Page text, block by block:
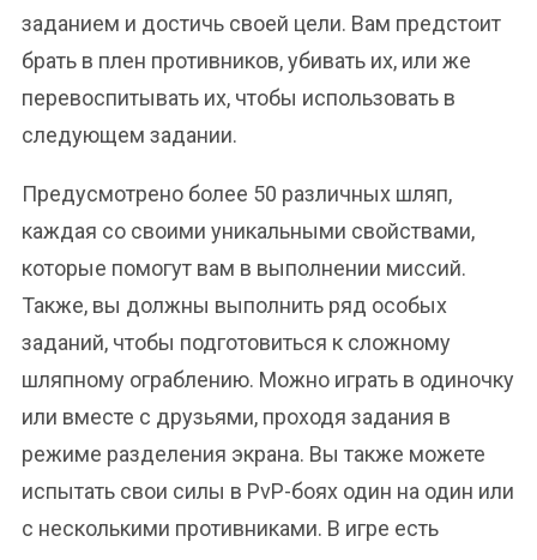
заданием и достичь своей цели. Вам предстоит
брать в плен противников, убивать их, или же
перевоспитывать их, чтобы использовать в
следующем задании.
Предусмотрено более 50 различных шляп,
каждая со своими уникальными свойствами,
которые помогут вам в выполнении миссий.
Также, вы должны выполнить ряд особых
заданий, чтобы подготовиться к сложному
шляпному ограблению. Можно играть в одиночку
или вместе с друзьями, проходя задания в
режиме разделения экрана. Вы также можете
испытать свои силы в PvP-боях один на один или
с несколькими противниками. В игре есть